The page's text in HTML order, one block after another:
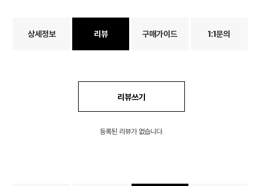
상세정보 리뷰 구매가이드 1:1문의
리뷰쓰기
등록된 리뷰가 없습니다.